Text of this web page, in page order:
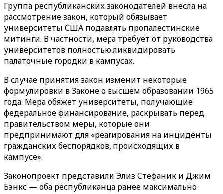
Группа республиканских законодателей внесла на
рассмотрение закон, который обязывает
университеты США подавлять пропалестинские
митинги. В частности, мера требует от руководства
университетов полностью ликвидировать
палаточные городки в кампусах.
В случае принятия закон изменит некоторые
формулировки в Законе о высшем образовании 1965
года. Мера обяжет университеты, получающие
федеральное финансирование, раскрывать перед
правительством меры, которые они
предпринимают для «реагирования на инциденты
гражданских беспорядков, происходящих в
кампусе».
Законопроект представили Элиз Стефаник и Джим
Бэнкс — оба республиканца ранее максимально